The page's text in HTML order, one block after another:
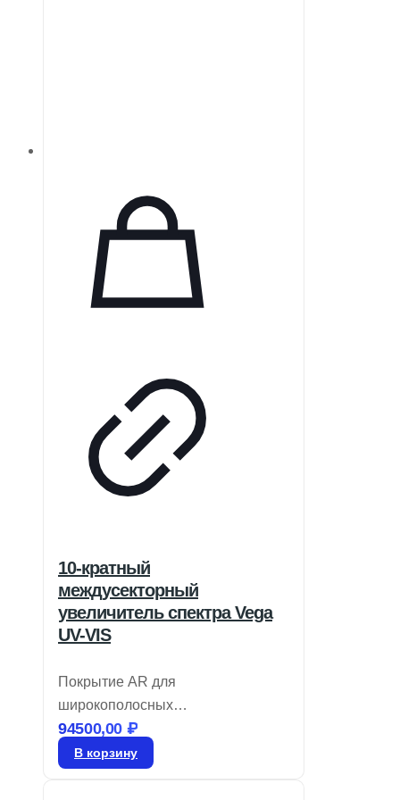
10-кратный
междусекторный
увеличитель спектра Vega
UV-VIS
Покрытие AR для
широкополосных
перестраиваемых лазерных
источников предлагает
94500,00 ₽
В корзину